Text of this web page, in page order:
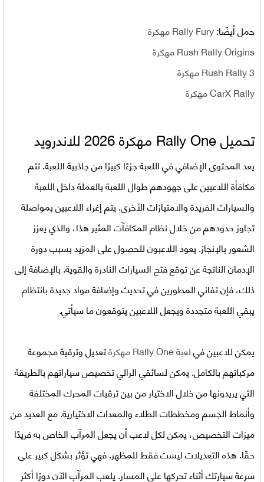
حمل أيضًا:Rally Fury مهكرة
Rush Rally Origins مهكرة
Rush Rally 3 مهكرة
CarX Rally مهكرة
تحميلRally One مهكرة 2026 للاندرويد
يعد المحتوى الإضافي في اللعبة جزءًا كبيرًا من جاذبية اللعبة. تتم
مكافأة اللاعبين على جهودهم طوال اللعبة بالعملة داخل اللعبة
والسيارات الفريدة والامتيازات الأخرى. يتم إغراء اللاعبين بمواصلة
تجاوز حدودهم من خلال نظام المكافآت المثير هذا، والذي يعزز
الشعور بالإنجاز. يعود اللاعبون للحصول على المزيد بسبب دورة
الإدمان الناتجة عن توقع فتح السيارات النادرة والقوية. بالإضافة إلى
ذلك، فإن تفاني المطورين في تحديث وإضافة مواد جديدة بانتظام
يبقي اللعبة متجددة ويجعل اللاعبين يتوقعون ما سيأتي.
يمكن للاعبين فيلعبة Rally One مهكرة
تعديل وترقية مجموعة
مركباتهم بالكامل. يمكن لسائقي الرالي تخصيص سياراتهم بالطريقة
التي يريدونها من خلال الاختيار من بين ترقيات المحرك المختلفة
وأنماط الجسم ومخططات الطلاء والمعدات الاختيارية. مع العديد من
ميزات التخصيص، يمكن لكل لاعب أن يجعل المرآب الخاص به فريدًا
حقًا. هذه التعديلات ليست فقط للمظهر. فهي تؤثر بشكل كبير على
سرعة سيارتك أثناء تحركها على المسار. يلعب المرآب الآن دورًا أكثر